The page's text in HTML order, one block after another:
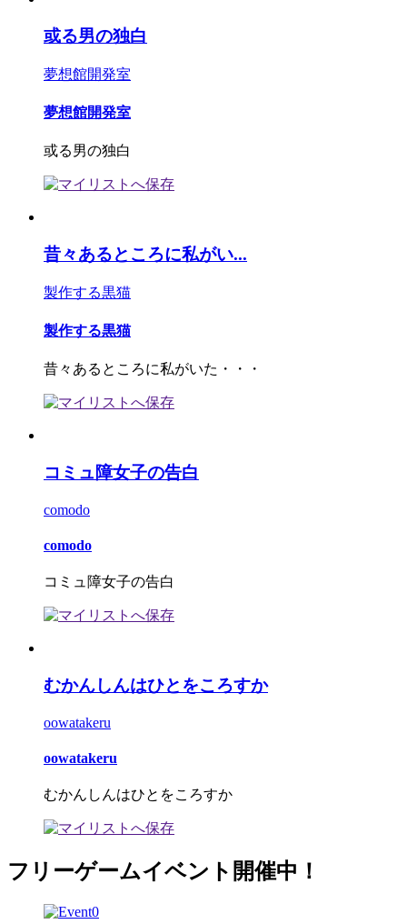
或る男の独白
夢想館開発室
夢想館開発室
或る男の独白
昔々あるところに私がい...
製作する黒猫
製作する黒猫
昔々あるところに私がいた・・・
コミュ障女子の告白
comodo
comodo
コミュ障女子の告白
むかんしんはひとをころすか
oowatakeru
oowatakeru
むかんしんはひとをころすか
フリーゲームイベント開催中！